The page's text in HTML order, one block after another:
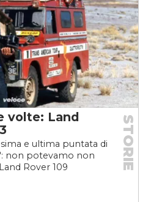
volte: Land
e ultima puntata di
non potevamo non
Rover 109
STORIE